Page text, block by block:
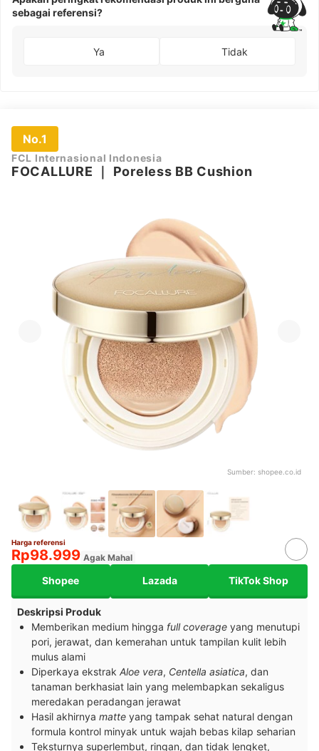
sebagai referensi?
Ya Tidak
No.1
FCL Internasional Indonesia
FOCALLURE Poreless BB Cushion
Sumber: shopee.co.id
Harga referensi
Rp98.999 Agak Mahal
Shopee Lazada TikTok Shop
Deskripsi Produk
Memberikan medium hingga full coverage yang menutupi
pori, jerawat, dan kemerahan untuk tampilan kulit lebih
mulus alami
Diperkaya ekstrak Aloe vera, Centella asiatica, dan
tanaman berkhasiat lain yang melembapkan sekaligus
meredakan peradangan jerawat
Hasil akhirnya matte yang tampak sehat natural dengan
formula kontrol minyak untuk wajah bebas kilap seharian
Teksturnya superlembut, ringan, dan tidak lengket,